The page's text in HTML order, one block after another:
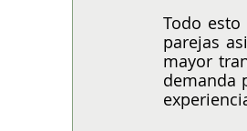
Todo
parejas
mayor
demanda